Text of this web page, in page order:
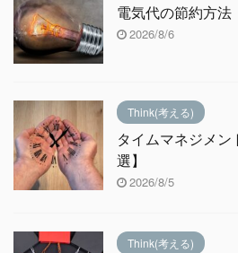
電気代の節約方法
2026/8/6
Think(考える)
タイムマネジメ
選】
2026/8/5
Think(考える)